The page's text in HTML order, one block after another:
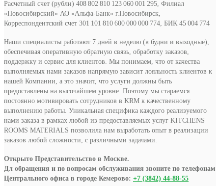
Расчетный счет (рубли) 408 802 810 123 060 001 295, Филиал
«Новосибирский» АО «Альфа-Банк» г.Новосибирск,
Корреспондентский счет 301 101 810 600 000 000 774, БИК 45 004 774
Наши специалисты работают 7 дней в неделю (в будни и выходные),
обеспечивая оперативную обратную связь, обработку заказов,
поддержку и сервис для клиентов. Мы понимаем, что от качества
выполняемых нами заказов напрямую зависит лояльность клиентов к
нашей Компании, а это значит, что услуги должны быть
предоставлены на высочайшем уровне. Поэтому мы стараемся
постоянно мотивировать сотрудников в KRM к качественному
выполнению работы. Уникальная специфика каждого реализуемого
нами заказа в рамках любой из предоставляемых услуг KITCHENS
ROOMS MATERIALS позволила нам выработать опыт в реализации
заказов любой сложности, с различными задачами.
Открыто Представительство в Москве.
Дл обращения и по вопросам обслуживания звоните по телефонам
Центрального офиса в городе Кемерово: +7 (3842) 44-88-55